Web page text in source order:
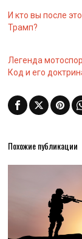
И кто вы после
Трамп?
Легенда
Код и его
Похожие публикации